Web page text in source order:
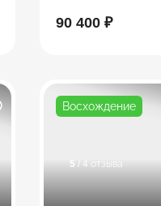
90 400 ₽
Восхождение
5 / 4 отзыва